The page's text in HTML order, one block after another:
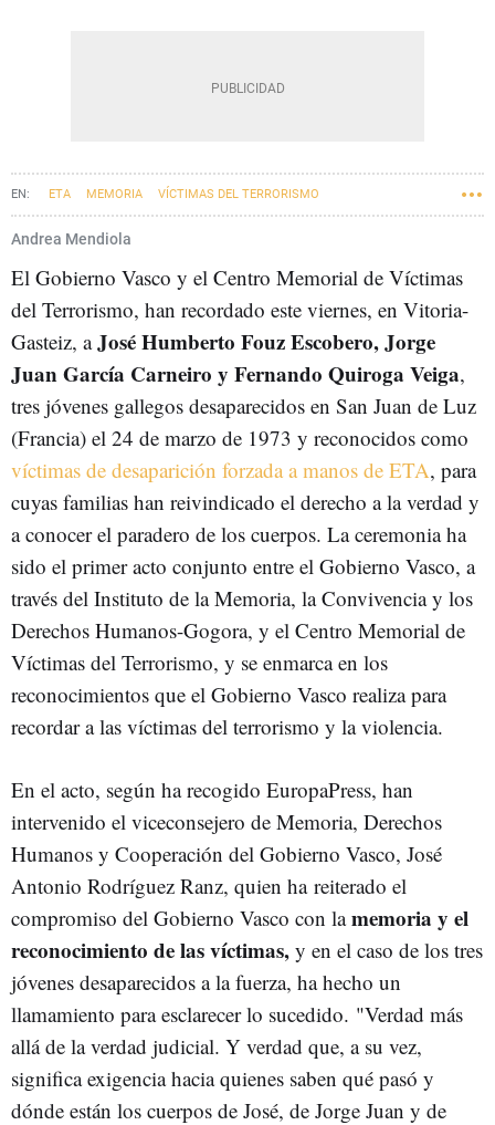
ETA MEMORIA VÍCTIMAS DEL TERRORISMO
Andrea Mendiola
El Gobierno Vasco y el Centro Memorial de Víctimas
del Terrorismo, han recordado este viernes, en Vitoria-
Gasteiz, aJosé Humberto Fouz Escobero, Jorge
Juan García Carneiro y Fernando Quiroga Veiga,
tres jóvenes gallegos desaparecidos en San Juan de Luz
(Francia) el 24 de marzo de 1973 y reconocidos como
víctimas de desaparición forzada a manos de ETA, para
cuyas familias han reivindicado el derecho a la verdad y
a conocer el paradero de los cuerpos. La ceremonia ha
sido el primer acto conjunto entre el Gobierno Vasco, a
través del Instituto de la Memoria, la Convivencia y los
Derechos Humanos-Gogora, y el Centro Memorial de
Víctimas del Terrorismo, y se enmarca en los
reconocimientos que el Gobierno Vasco realiza para
recordar a las víctimas del terrorismo y la violencia.
En el acto, según ha recogido EuropaPress, han
intervenido el viceconsejero de Memoria, Derechos
Humanos y Cooperación del Gobierno Vasco, José
Antonio Rodríguez Ranz, quien ha reiterado el
compromiso del Gobierno Vasco con lamemoria y el
reconocimiento de las víctimas, y en el caso de los tres
jóvenes desaparecidos a la fuerza, ha hecho un
llamamiento para esclarecer lo sucedido. "Verdad más
allá de la verdad judicial. Y verdad que, a su vez,
significa exigencia hacia quienes saben qué pasó y
dónde están los cuerpos de José, de Jorge Juan y de